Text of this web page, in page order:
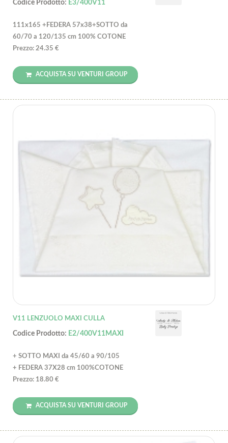
Codice Prodotto: E3/400V11
111x165 +FEDERA 57x38+SOTTO da
60/70 a 120/135 cm 100% COTONE
Prezzo: 24.35 €
ACQUISTA SU VENTURI GROUP
V11 LENZUOLO MAXI CULLA
Codice Prodotto: E2/400V11MAXI
+ SOTTO MAXI da 45/60 a 90/105
+ FEDERA 37X28 cm 100%COTONE
Prezzo: 18.80 €
ACQUISTA SU VENTURI GROUP